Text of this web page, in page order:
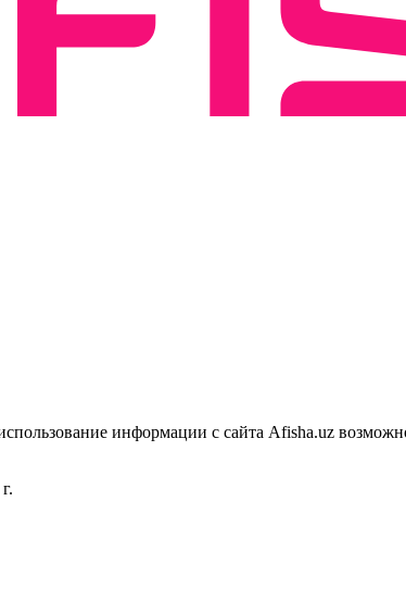
информации с сайта Afisha.uz